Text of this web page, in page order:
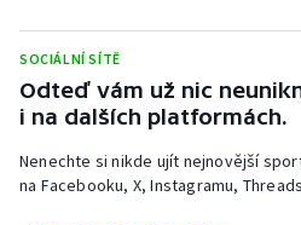
Short track
Sportovní střelba
SOCIÁLNÍ SÍTĚ
Odteď vám už nic
i na dalších platformách.
Nenechte si nikde ujít nejnovější
na Facebooku, X, Instagramu,